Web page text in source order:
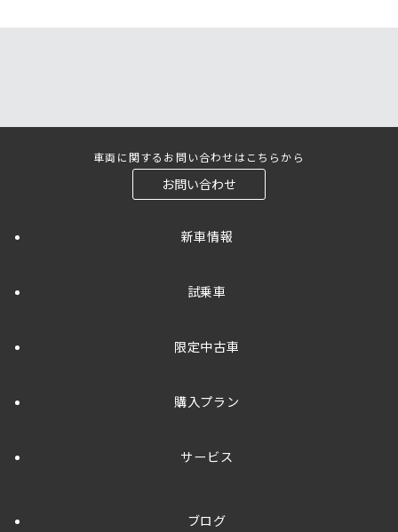
車両に関するお問い合わせはこちらから
お問い合わせ
新車情報
試乗車
限定中古車
購入プラン
サービス
ブログ